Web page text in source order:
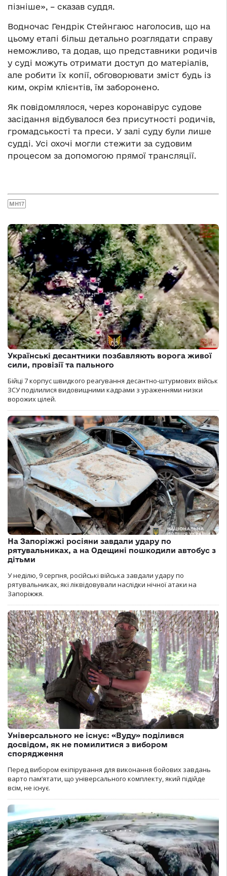
пізніше», – сказав суддя.
Водночас Гендрік Стейнгаюс наголосив, що на
цьому етапі більш детально розглядати справу
неможливо, та додав, що представники родичів
у суді можуть отримати доступ до матеріалів,
але робити їх копії, обговорювати зміст будь із
ким, окрім клієнтів, їм заборонено.
Як повідомлялося, через коронавірус судове
засідання відбувалося без присутності родичів,
громадськості та преси. У залі суду були лише
судді. Усі охочі могли стежити за судовим
процесом за допомогою прямої трансляції.
MH17
Українські десантники позбавляють ворога живої
сили, провізії та пального
Бійці 7 корпус швидкого реагування десантно-штурмових військ
ЗСУ поділилися видовищними кадрами з ураженнями низки
ворожих цілей.
На Запоріжжі росіяни завдали удару по
рятувальниках, а на Одещині пошкодили автобус з
дітьми
У неділю, 9 серпня, російські війська завдали удару по
рятувальниках, які ліквідовували наслідки нічної атаки на
Запоріжжя.
Універсального не існує: «Вуду» поділився
досвідом, як не помилитися з вибором
спорядження
Перед вибором екіпірування для виконання бойових завдань
варто пам’ятати, що універсального комплекту, який підійде
всім, не існує.